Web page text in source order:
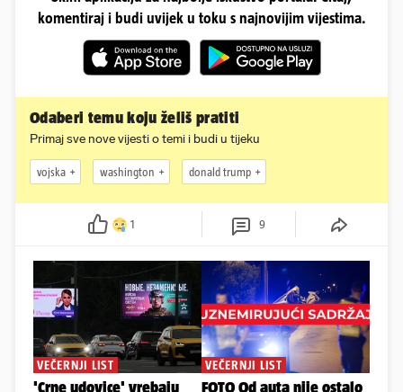
komentiraj i budi uvijek u toku s najnovijim vijestima.
Odaberi temu koju želiš pratiti
Primaj sve nove vijesti o temi i budi u tijeku
vojska washington donald trump
1 9